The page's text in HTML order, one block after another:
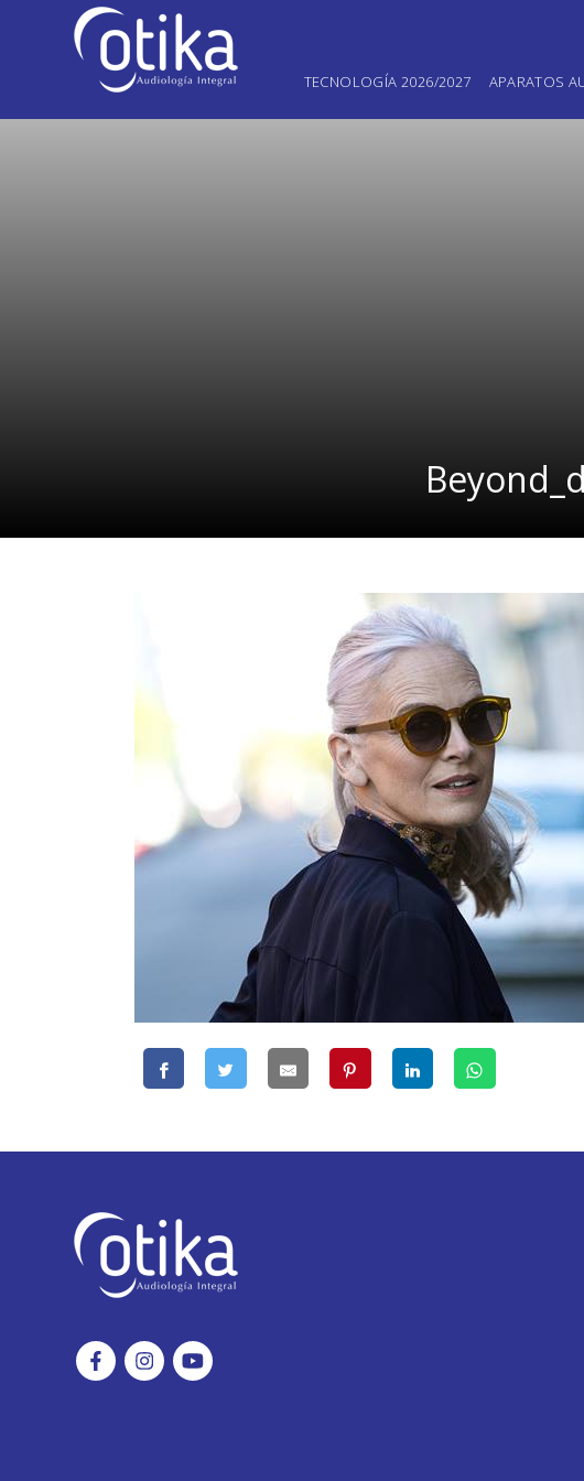
TECNOLOGÍA 2026/2027 APARATOS